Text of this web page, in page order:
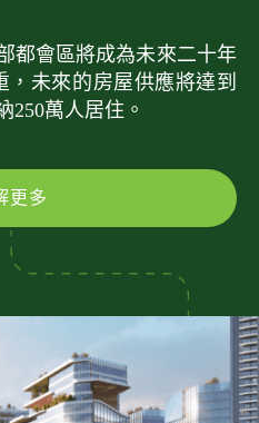
都會區將成為未來二十年
未來的房屋供應將達到
250萬人居住。
更多